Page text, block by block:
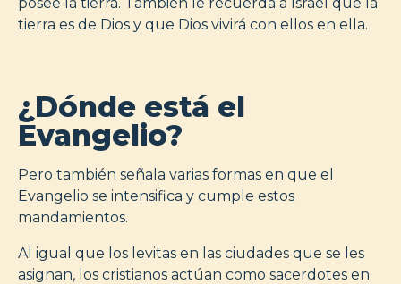
tierra es de Dios y que Dios vivirá con ellos en ella.
¿Dónde está el
Evangelio?
Pero también señala varias formas en que el
Evangelio se intensifica y cumple estos
mandamientos.
Al igual que los levitas en las ciudades que se les
asignan, los cristianos actúan como sacerdotes en